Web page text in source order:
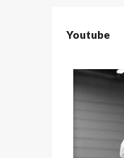
Youtube